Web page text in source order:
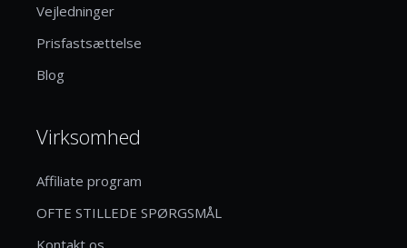
Vejledninger
Prisfastsættelse
Blog
Virksomhed
Affiliate program
OFTE STILLEDE SPØRGSMÅL
Kontakt os